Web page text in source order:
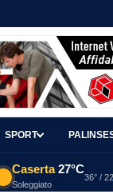
SPORT
Caserta 27°C
Soleggiato
36° /